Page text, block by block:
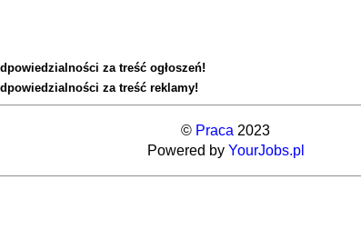
za treść ogłoszeń!
za treść reklamy!
© Praca 2023
Powered by YourJobs.pl